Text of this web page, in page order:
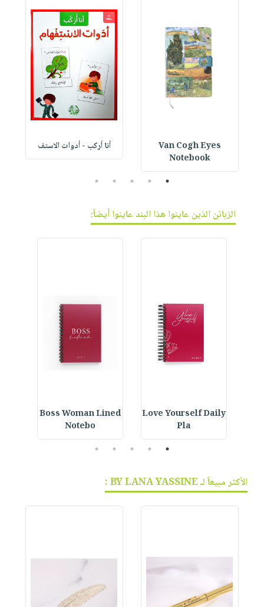
Van Cogh Eyes
Notebook
أنا أركب - أدوات الاستف
1
2
3
4
5
الزبائن الذين عاينوا هذا البند عاينوا أيضاً:
Love Yourself Daily
Pla
Boss Woman Lined
Notebo
1
2
3
4
5
الأكثر مبيعاً لـ BY LANA YASSINE :